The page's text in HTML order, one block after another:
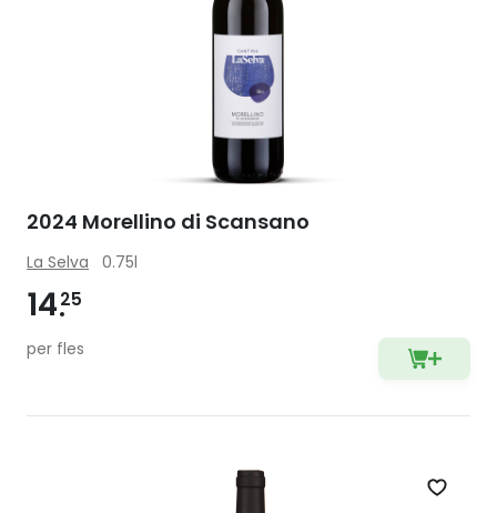
2024 Morellino di Scansano
La Selva 0.75l
1425
per fles
Zet